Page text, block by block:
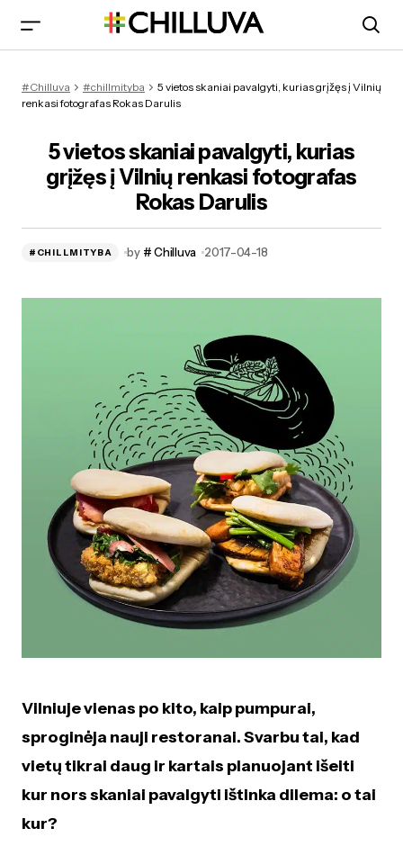
fotografas Rokas Darulis
#Chilluva #chillmityba
5 vietos skaniai pavalgyti, kurias grįžęs į Vilnių
renkasi fotografas Rokas Darulis
5 vietos skaniai pavalgyti, kurias
grįžęs į Vilnių renkasi fotografas
Rokas Darulis
#CHILLMITYBA by # Chilluva 2017-04-18
Vilniuje vienas po kito, kaip pumpurai,
sproginėja nauji restoranai. Svarbu tai, kad
vietų tikrai daug ir kartais planuojant išeiti
kur nors skaniai pavalgyti ištinka dilema: o tai
kur?